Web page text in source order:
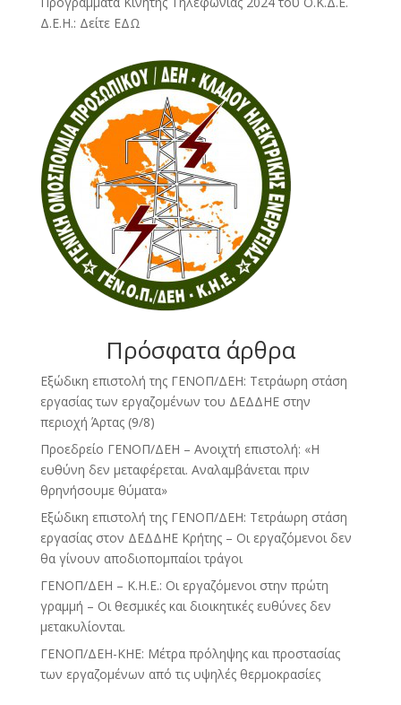
Δ.Ε.Η.: Δείτε ΕΔΩ
Πρόσφατα άρθρα
Εξώδικη επιστολή της ΓΕΝΟΠ/ΔΕΗ: Τετράωρη στάση
εργασίας των εργαζομένων του ΔΕΔΔΗΕ στην
περιοχή Άρτας (9/8)
Προεδρείο ΓΕΝΟΠ/ΔΕΗ – Ανοιχτή επιστολή: «Η
ευθύνη δεν μεταφέρεται. Αναλαμβάνεται πριν
θρηνήσουμε θύματα»
Εξώδικη επιστολή της ΓΕΝΟΠ/ΔΕΗ: Τετράωρη στάση
εργασίας στον ΔΕΔΔΗΕ Κρήτης – Οι εργαζόμενοι δεν
θα γίνουν αποδιοπομπαίοι τράγοι
ΓΕΝΟΠ/ΔΕΗ – Κ.Η.Ε.: Οι εργαζόμενοι στην πρώτη
γραμμή – Οι θεσμικές και διοικητικές ευθύνες δεν
μετακυλίονται.
ΓΕΝΟΠ/ΔΕΗ-ΚΗΕ: Μέτρα πρόληψης και προστασίας
των εργαζομένων από τις υψηλές θερμοκρασίες